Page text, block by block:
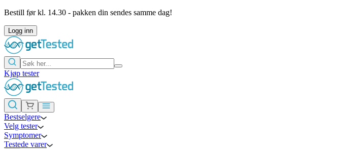
Bestill før kl. 14.30 - pakken din sendes samme dag!
Logg inn
Kjøp tester
Bestselgere
Velg tester
Symptomer
Testede varer